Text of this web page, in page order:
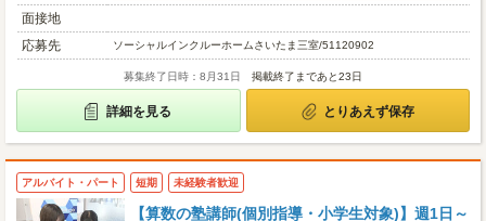
面接地
応募先
ソーシャルインクルーホームさいたま三室/51120902
募集終了日時：8月31日 掲載終了まであと23日
詳細を見る とりあえず保存
アルバイト・パート 短期 未経験者歓迎
【算数の塾講師(個別指導・小学生対象)】週1日～